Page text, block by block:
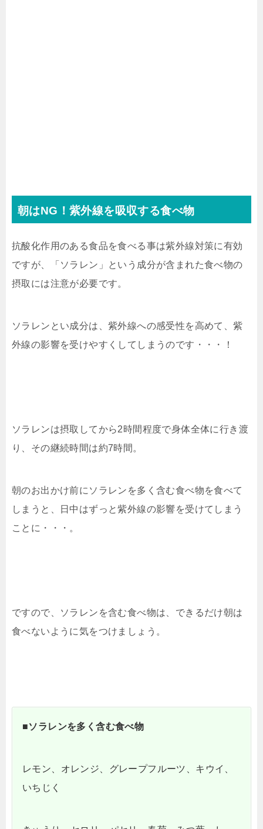
朝はNG！紫外線を吸収する食べ物
抗酸化作用のある食品を食べる事は紫外線対策に有効
ですが、「ソラレン」という成分が含まれた食べ物の
摂取には注意が必要です。
ソラレンとい成分は、紫外線への感受性を高めて、紫
外線の影響を受けやすくしてしまうのです・・・！
ソラレンは摂取してから2時間程度で身体全体に行き渡
り、その継続時間は約7時間。
朝のお出かけ前にソラレンを多く含む食べ物を食べて
しまうと、日中はずっと紫外線の影響を受けてしまう
ことに・・・。
ですので、ソラレンを含む食べ物は、できるだけ朝は
食べないように気をつけましょう。
■ソラレンを多く含む食べ物
レモン、オレンジ、グレープフルーツ、キウイ、
いちじく